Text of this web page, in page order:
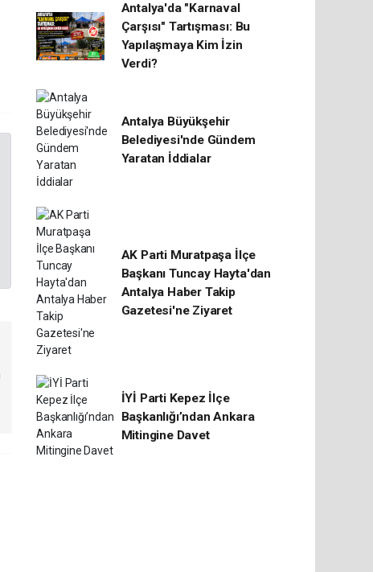
Antalya'da "Karnaval
Çarşısı" Tartışması: Bu
Yapılaşmaya Kim İzin
Verdi?
Antalya Büyükşehir
Belediyesi'nde Gündem
Yaratan İddialar
AK Parti Muratpaşa İlçe
Başkanı Tuncay Hayta'dan
Antalya Haber Takip
Gazetesi'ne Ziyaret
İYİ Parti Kepez İlçe
Başkanlığı’ndan Ankara
Mitingine Davet